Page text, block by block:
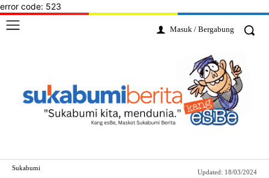
error code: 523
Masuk / Bergabung
Sukabumi
Updated: 18/03/2024